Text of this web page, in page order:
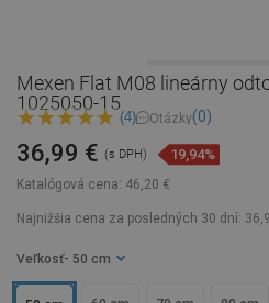
Mexen Flat M08 lineárny
1025050-15
(4) Otázky(0)
Katalógová cena: 46,20 €
36,99 € (s DPH) 19,94%
Najnižšia cena za posledných 30 dní:
Veľkosť - 50 cm